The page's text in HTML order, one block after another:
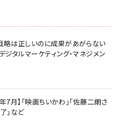
略は正しいのに成果があがらない
タルマーケティング・マネジメン
7月】「映画ちいかわ」「佐藤二朗さ
」など